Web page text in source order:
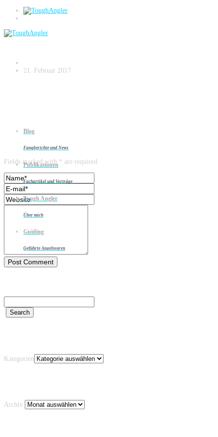
Blog
Fangberichte und News
Publikationen
Fachartikel und Vorträge
Tough Angler
Über mich
Guiding
Geführte Angeltouren
Bildschirmfoto 2017-02-21 um 20.32.03
21. Februar 2017
Leave a reply
Fields marked with * are required
Kategorien
Archiv